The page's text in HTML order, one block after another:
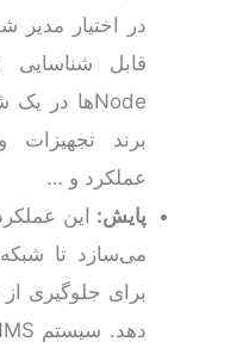
در اختیار مدیر
قابل شناسایی
برند تجهیزات
عملکرد و …
پایش: این
می‌سازد تا
برای جلوگیری